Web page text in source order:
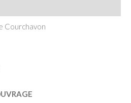
Courchavon